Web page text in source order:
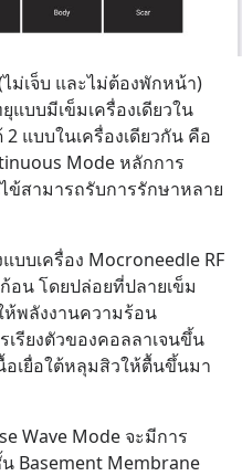
ม่เจ็บ และไม่ต้องพักหน้า)
บบมีเข็มเครื่องเดียวใน
แบบในเครื่องเดียวกัน คือ
Mode หลักการ
สามารถรับการรักษาหลาย
บเครื่อง Mocroneedle RF
อน โดยปล่อยที่ปลายเข็ม
ห้พลังงานความร้อน
รียงตัวของคอลลาเจนขึ้น
เยื่อใต้หลุมสิวให้ตื้นขึ้นมา
Wave Mode จะมีการ
Basement Membrane